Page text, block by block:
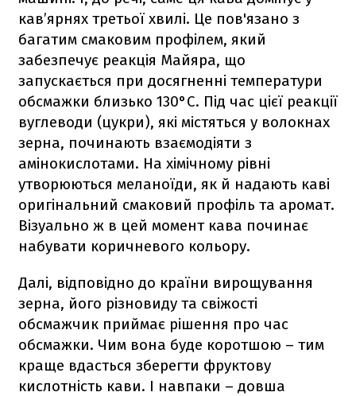
кав’ярнях третьої хвилі. Це пов'язано з
багатим смаковим профілем, який
забезпечує реакція Майяра, що
запускається при досягненні температури
обсмажки близько 130°C. Під час цієї реакції
вуглеводи (цукри), які містяться у волокнах
зерна, починають взаємодіяти з
амінокислотами. На хімічному рівні
утворюються меланоїди, як й надають каві
оригінальний смаковий профіль та аромат.
Візуально ж в цей момент кава починає
набувати коричневого кольору.
Далі, відповідно до країни вирощування
зерна, його різновиду та свіжості
обсмажчик приймає рішення про час
обсмажки. Чим вона буде коротшою – тим
краще вдасться зберегти фруктову
кислотність кави. І навпаки – довша